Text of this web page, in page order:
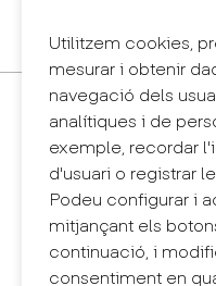
Utilitzem cookies,
mesurar i obtenir
navegació dels
analítiques i de
exemple, recordar
d'usuari o registrar
Podeu configurar i
mitjançant els
continuació, i
consentiment en
Sintema intern
Contacte
+34 932 030 923
info@eina.cat
Eina Sentmenat
Passeig Santa Eulàlia, 25
08017 Barcelona